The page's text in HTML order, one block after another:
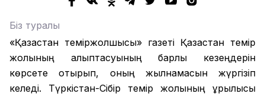
Біз туралы
«Қазақстан теміржолшысы» газеті Қазақстан темір
жолының қалыптасуының барлық кезеңдерін
көрсете отырып, оның жылнамасын жүргізіп
келеді. Түркістан-Сібір темір жолының құрылысы